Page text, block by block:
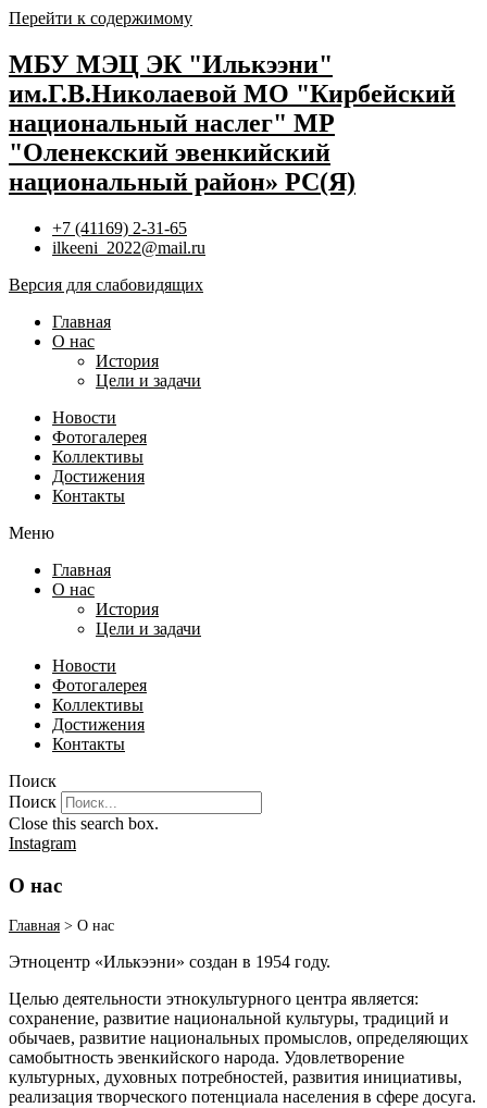
Перейти к содержимому
МБУ МЭЦ ЭК "Илькээни"
им.Г.В.Николаевой МО "Кирбейский
национальный наслег" МР
"Оленекский эвенкийский
национальный район» РС(Я)
+7 (41169) 2-31-65
ilkeeni_2022@mail.ru
Версия для слабовидящих
Главная
О нас
История
Цели и задачи
Новости
Фотогалерея
Коллективы
Достижения
Контакты
Меню
Главная
О нас
История
Цели и задачи
Новости
Фотогалерея
Коллективы
Достижения
Контакты
Поиск
Поиск
Close this search box.
Instagram
О нас
Главная > О нас
Этноцентр «Илькээни» создан в 1954 году.
Целью деятельности этнокультурного центра является:
сохранение, развитие национальной культуры, традиций и
обычаев, развитие национальных промыслов, определяющих
самобытность эвенкийского народа. Удовлетворение
культурных, духовных потребностей, развития инициативы,
реализация творческого потенциала населения в сфере досуга.